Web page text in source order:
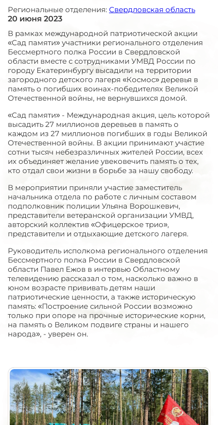
Региональные отделения: Свердловская область
20 июня 2023
В рамках международной патриотической акции
«Сад памяти» участники регионального отделения
Бессмертного полка России в Свердловской
области вместе с сотрудниками УМВД России по
городу Екатеринбургу высадили на территории
загородного детского лагеря «Космос» деревья в
память о погибших воинах-победителях Великой
Отечественной войны, не вернувшихся домой.
«Сад памяти» - Международная акция, цель которой
высадить 27 миллионов деревьев в память о
каждом из 27 миллионов погибших в годы Великой
Отечественной войны. В акции принимают участие
сотни тысяч небезразличных жителей России, всех
их объединяет желание увековечить память о тех,
кто отдал свои жизни в борьбе за нашу свободу.
В мероприятии приняли участие заместитель
начальника отдела по работе с личным составом
подполковник полиции Ульяна Ворошкевич,
представители ветеранской организации УМВД,
авторский коллектив «Офицерское трио»,
представители и отдыхающие детского лагеря.
Руководитель исполкома регионального отделения
Бессмертного полка России в Свердловской
области Павел Ежов в интервью Областному
телевидению рассказал о том, насколько важно в
юном возрасте прививать детям наши
патриотические ценности, а также историческую
память: «Построение сильной России возможно
только при опоре на прочные исторические корни,
на память о Великом подвиге страны и нашего
народа», - уверен он.